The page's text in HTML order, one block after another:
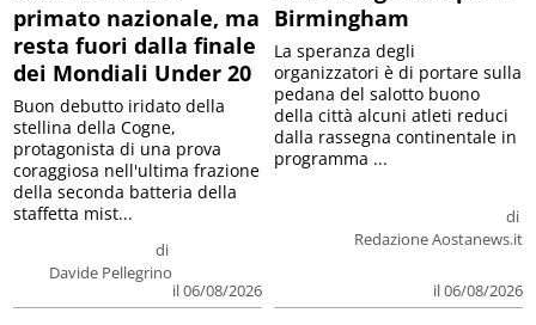
primato nazionale, ma
resta fuori dalla finale
dei Mondiali Under 20
di
Davide Pellegrino
il 06/08/2026
Buon debutto iridato della
stellina della Cogne,
protagonista di una prova
coraggiosa nell'ultima frazione
della seconda batteria della
staffetta mist...
Birmingham
di
Redazione Aostanews.it
il 06/08/2026
La speranza degli
organizzatori è di portare sulla
pedana del salotto buono
della città alcuni atleti reduci
dalla rassegna continentale in
programma ...